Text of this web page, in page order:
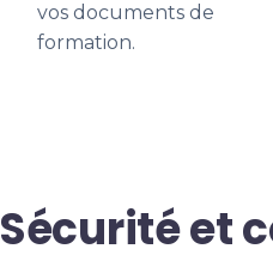
vos documents de
formation.
Sécurité et